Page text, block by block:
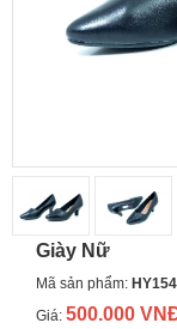
Giày Nữ
Mã sản phẩm: HY154
Giá: 500.000